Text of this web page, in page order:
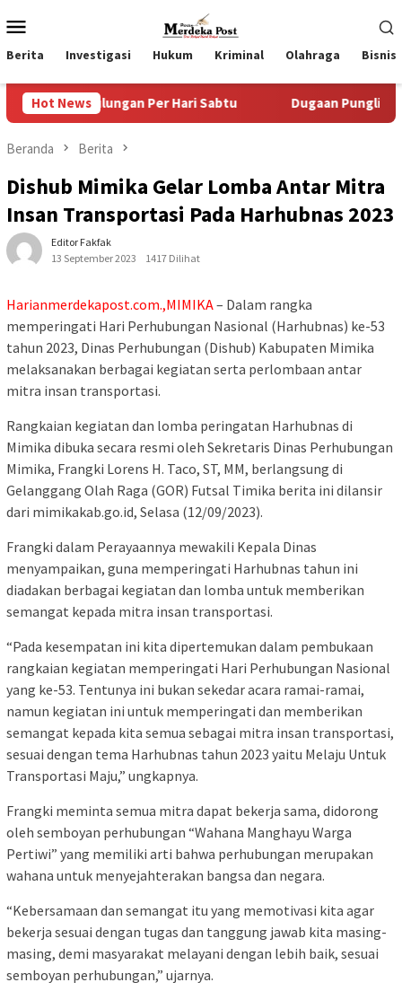
ke
kontenMobile
Berita Investigasi Hukum Kriminal Olahraga Bisnis
Hot News
Per Hari Sabtu Dugaan Pungli SKAB di BPRD
Beranda Berita
Dishub Mimika Gelar Lomba Antar Mitra
Insan Transportasi Pada Harhubnas 2023
Editor Fakfak
13 September 2023
1417 Dilihat
Harianmerdekapost.com.,MIMIKA– Dalam rangka
memperingati Hari Perhubungan Nasional (Harhubnas) ke-53
tahun 2023, Dinas Perhubungan (Dishub) Kabupaten Mimika
melaksanakan berbagai kegiatan serta perlombaan antar
mitra insan transportasi.
Rangkaian kegiatan dan lomba peringatan Harhubnas di
Mimika dibuka secara resmi oleh Sekretaris Dinas Perhubungan
Mimika, Frangki Lorens H. Taco, ST, MM, berlangsung di
Gelanggang Olah Raga (GOR) Futsal Timika berita ini dilansir
dari mimikakab.go.id, Selasa (12/09/2023).
Frangki dalam Perayaannya mewakili Kepala Dinas
menyampaikan, guna memperingati Harhubnas tahun ini
diadakan berbagai kegiatan dan lomba untuk memberikan
semangat kepada mitra insan transportasi.
“Pada kesempatan ini kita dipertemukan dalam pembukaan
rangkaian kegiatan memperingati Hari Perhubungan Nasional
yang ke-53. Tentunya ini bukan sekedar acara ramai-ramai,
namun kegiatan ini untuk memperingati dan memberikan
semangat kepada kita semua sebagai mitra insan transportasi,
sesuai dengan tema Harhubnas tahun 2023 yaitu Melaju Untuk
Transportasi Maju,” ungkapnya.
Frangki meminta semua mitra dapat bekerja sama, didorong
oleh semboyan perhubungan “Wahana Manghayu Warga
Pertiwi” yang memiliki arti bahwa perhubungan merupakan
wahana untuk menyejahterakan bangsa dan negara.
“Kebersamaan dan semangat itu yang memotivasi kita agar
bekerja sesuai dengan tugas dan tanggung jawab kita masing-
masing, demi masyarakat melayani dengan lebih baik, sesuai
semboyan perhubungan,” ujarnya.